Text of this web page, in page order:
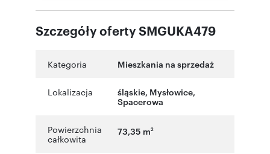
Szczegóły oferty SMGUKA479
Kategoria Mieszkania na sprzedaż
Lokalizacja śląskie, Mysłowice,
Spacerowa
Powierzchnia
całkowita
73,35 m2